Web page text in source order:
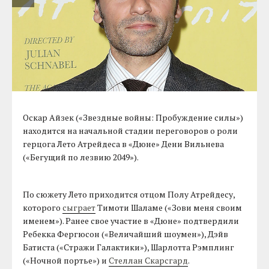
Оскар Айзек («Звездные войны: Пробуждение силы»)
находится на начальной стадии переговоров о роли
герцога Лето Атрейдеса в «Дюне» Дени Вильнева
(«Бегущий по лезвию 2049»).
По сюжету Лето приходится отцом Полу Атрейдесу,
которогосыграетТимоти Шаламе («Зови меня своим
именем»). Ранее свое участие в «Дюне» подтвердили
Ребекка Фергюсон («Величайший шоумен»), Дэйв
Батиста («Стражи Галактики»), Шарлотта Рэмплинг
(«Ночной портье») иСтеллан Скарсгард.